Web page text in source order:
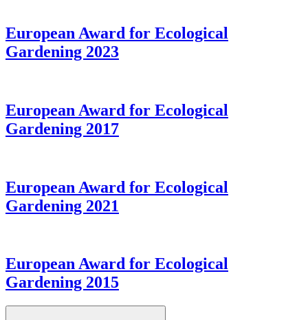
European Award for Ecological
Gardening 2023
European Award for Ecological
Gardening 2017
European Award for Ecological
Gardening 2021
European Award for Ecological
Gardening 2015